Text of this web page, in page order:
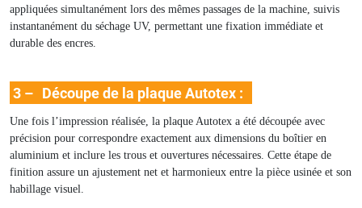
appliquées simultanément lors des mêmes passages de la machine, suivis
instantanément du séchage UV, permettant une fixation immédiate et
durable des encres.
3 – Découpe de la plaque Autotex :
Une fois l’impression réalisée, la plaque Autotex a été découpée avec
précision pour correspondre exactement aux dimensions du boîtier en
aluminium et inclure les trous et ouvertures nécessaires. Cette étape de
finition assure un ajustement net et harmonieux entre la pièce usinée et son
habillage visuel.